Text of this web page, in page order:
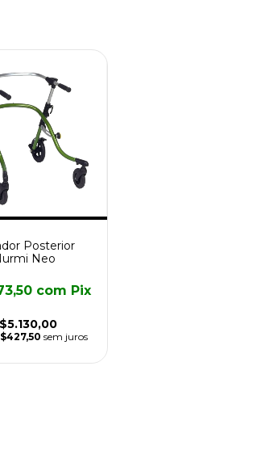
Posterior
Neo
com Pix
sem juros